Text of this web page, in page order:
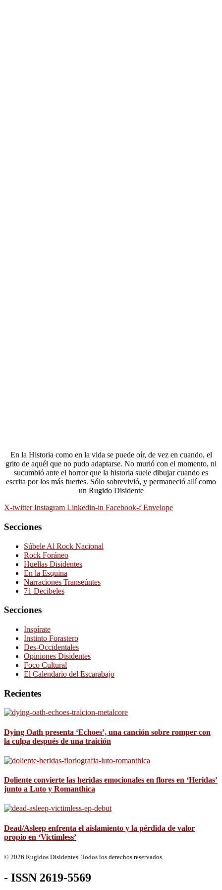
En la Historia como en la vida se puede oír, de vez en cuando, el
grito de aquél que no pudo adaptarse. No murió con el momento, ni
sucumbió ante el horror que la historia suele dibujar cuando es
escrita por los más fuertes. Sólo sobrevivió, y permaneció allí como
un Rugido Disidente
X-twitter Instagram Linkedin-in Facebook-f Envelope
Secciones
Súbele Al Rock Nacional
Rock Foráneo
Huellas Disidentes
En la Esquina
Narraciones Transeúntes
71 Decibeles
Secciones
Inspírate
Instinto Forastero
Des-Occidentales
Opiniones Disidentes
Foco Cultural
El Calendario del Escarabajo
Recientes
Dying Oath presenta ‘Echoes’, una canción sobre romper con
la culpa después de una traición
Doliente convierte las heridas emocionales en flores en ‘Heridas’
junto a Luto y Romanthica
Dead/Asleep enfrenta el aislamiento y la pérdida de valor
propio en ‘Victimless’
© 2026 Rugidos Disidentes. Todos los derechos reservados.
- ISSN 2619-5569